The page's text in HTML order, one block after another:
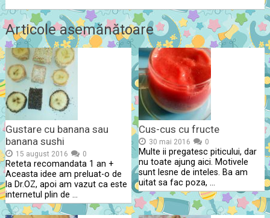
Articole asemănătoare
Gustare cu banana sau
banana sushi
15 august 2016 0
Reteta recomandata 1 an +
Aceasta idee am preluat-o de
la Dr.OZ, apoi am vazut ca este
internetul plin de …
Cus-cus cu fructe
30 mai 2016 0
Multe ii pregatesc piticului, dar
nu toate ajung aici. Motivele
sunt lesne de inteles. Ba am
uitat sa fac poza, …